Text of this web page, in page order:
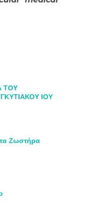
ΤΟΥ
ΙΟΥ
Ζωστήρα